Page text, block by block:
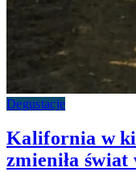
Degustacje
Kalifornia w
zmieniła świat